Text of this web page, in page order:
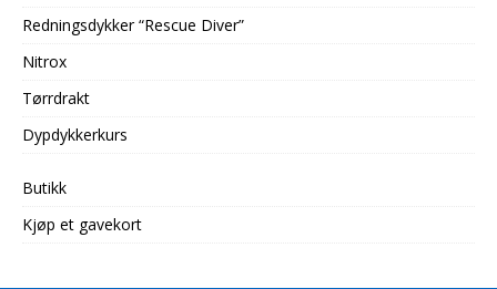
Redningsdykker “Rescue Diver”
Nitrox
Tørrdrakt
Dypdykkerkurs
Butikk
Kjøp et gavekort